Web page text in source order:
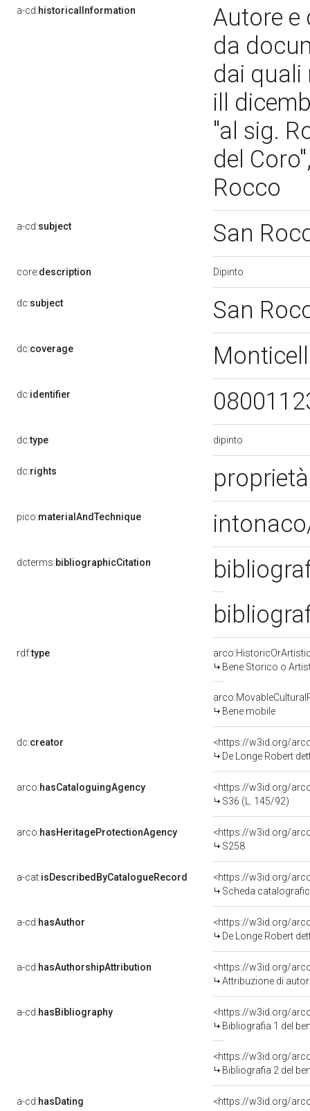
a-cd:historicalInformation
Autore e
da
dai quali
ill
"al sig.
del
Rocco
a-cd:subject San
core:description Dipinto
dc:subject San
dc:coverage
dc:identifier
dc:type dipinto
dc:rights
pico:materialAndTechnique
dcterms:bibliographicCitation
rdf:type
Bene Storico o
Bene mobile
dc:creator
<https://w3id.org/
De Longe Robert
arco:hasCataloguingAgency
<https://w3id.org/
S36 (L. 145/92)
arco:hasHeritageProtectionAgency
<https://w3id.org/
S258
a-cat:isDescribedByCatalogueRecord
<https://w3id.org/
Scheda
a-cd:hasAuthor
<https://w3id.org/
De Longe Robert
a-cd:hasAuthorshipAttribution
<https://w3id.org/
Attribuzione di
a-cd:hasBibliography
<https://w3id.org/
Bibliografia 1 del
<https://w3id.org/
Bibliografia 2 del
a-cd:hasDating
<https://w3id.org/